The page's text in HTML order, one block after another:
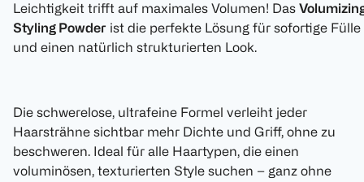
Leichtigkeit trifft auf maximales Volumen! Das
Styling Powder ist die perfekte Lösung für sofortige Fülle
und einen natürlich strukturierten Look.
Die schwerelose, ultrafeine Formel verleiht jeder
Haarsträhne sichtbar mehr Dichte und Griff, ohne zu
beschweren. Ideal für alle Haartypen, die einen
voluminösen, texturierten Style suchen – ganz ohne